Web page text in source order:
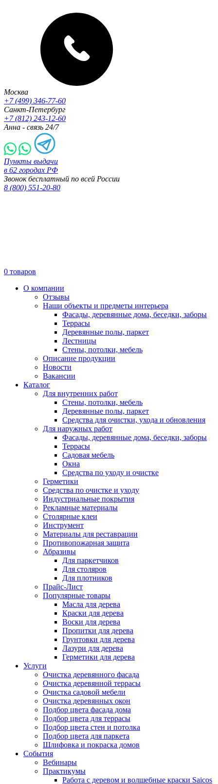
Москва
+7 (499) 346-77-60
Санкт-Петербург
+7 (812) 243-12-60
Анна - связь 24/7
Пункты выдачи
в 62 городах РФ
Звонок бесплатный по всей России
8 (800) 551-20-80
0 товаров
О компании
Отзывы
Наши объекты и предметы интерьера
Фасады, деревянные дома, беседки, заборы
Террасы
Деревянные полы, паркет
Лестницы
Стены, потолки, мебель
Описание продукции
Новости
Вакансии
Каталог
Для внутренних работ
Стены, потолки, мебель
Деревянные полы, паркет
Средства для очистки, ухода и обновления
Для наружных работ
Фасады, деревянные дома, беседки, заборы
Террасы
Садовая мебель
Окна
Средства по уходу и очистке
Герметики
Средства по очистке и уходу
Индустриальные покрытия
Рекламные материалы
Столярные клеи
Инструмент
Материалы для реставрации
Противопожарная защита
Абразивы
Для паркетчиков
Для столяров
Для плотников
Прайс-Лист
Популярные товары
Масла для дерева
Краски для дерева
Воски для дерева
Пропитки для дерева
Грунтовки для дерева
Лазури для дерева
Герметики для дерева
Услуги
Очистка деревянного фасада
Очистка деревянной террасы
Очистка садовой мебели
Очистка деревянных окон
Подбор цвета фасада дома
Подбор цвета для террасы
Подбор цвета стен и потолка
Подбор цвета для паркета
Шлифовка и покраска домов
События
Вебинары
Практикумы
Работа с деревом и волшебные краски Saicos